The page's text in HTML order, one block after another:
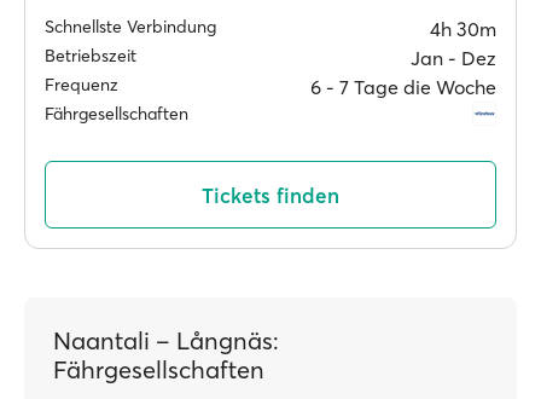
Schnellste Verbindung 4h 30m
Betriebszeit Jan ‐ Dez
Frequenz 6 ‐ 7 Tage die Woche
Fährgesellschaften
Tickets finden
Naantali – Långnäs:
Fährgesellschaften